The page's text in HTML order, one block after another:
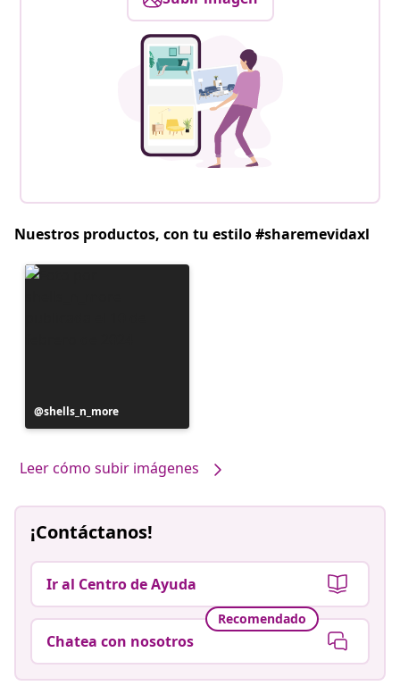
Nuestros productos, con tu estilo #sharemevidaxl
Publicación
realizada
shells_n_more
Leer cómo subir imágenes
¡Contáctanos!
Ir al Centro de Ayuda
Recomendado
Chatea con nosotros